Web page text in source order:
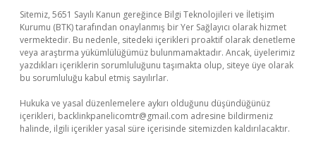
Sitemiz, 5651 Sayılı Kanun gereğince Bilgi Teknolojileri ve İletişim
Kurumu (BTK) tarafından onaylanmış bir Yer Sağlayıcı olarak hizmet
vermektedir. Bu nedenle, sitedeki içerikleri proaktif olarak denetleme
veya araştırma yükümlülüğümüz bulunmamaktadır. Ancak, üyelerimiz
yazdıkları içeriklerin sorumluluğunu taşımakta olup, siteye üye olarak
bu sorumluluğu kabul etmiş sayılırlar.
Hukuka ve yasal düzenlemelere aykırı olduğunu düşündüğünüz
içerikleri, backlinkpanelicomtr@gmail.com adresine bildirmeniz
halinde, ilgili içerikler yasal süre içerisinde sitemizden kaldırılacaktır.